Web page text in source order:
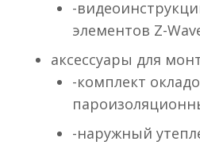
-
элементов Z-
аксессуары для
-комплект
-наружный